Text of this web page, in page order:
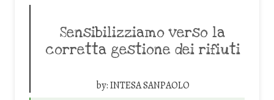
Sensibilizziamo verso la
corretta gestione dei rifiuti
by:INTESA SANPAOLO